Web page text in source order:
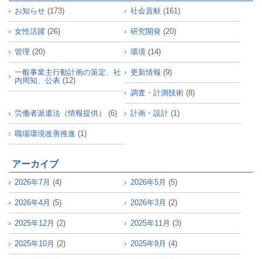
お知らせ (173) 社会貢献 (161)
女性活躍 (26) 研究開発 (20)
管理 (20) 環境 (14)
一般事業主行動計画の策定、社
内周知、公表 (12)
更新情報 (9)
調査・計測技術 (8)
労働者派遣法（情報提供） (6) 計画・設計 (1)
職場環境改善推進 (1)
アーカイブ
2026年7月 (4) 2026年5月 (5)
2026年4月 (5) 2026年3月 (2)
2025年12月 (2) 2025年11月 (3)
2025年10月 (2) 2025年9月 (4)